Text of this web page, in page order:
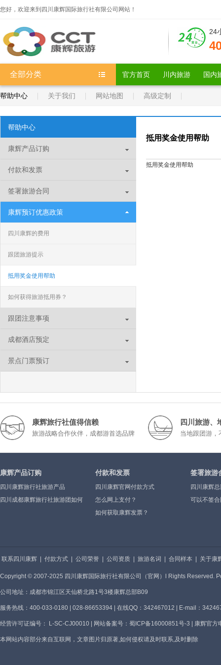
您好，欢迎来到四川康辉国际旅行社有限公司网站！
24
全部分类 官方首页 川内旅游 国内
帮助中心 关于我们 网站地图 高级定制
帮助中心
康辉产品订购
付款和发票
签署旅游合同
康辉预订优惠政策
四川康辉的费用
跟团旅游提示
抵用奖金使用帮助
如何获得旅游抵用券？
跟团注意事项
成都酒店预定
景点门票预订
抵用奖金使用帮助
抵用奖金使用帮助
康辉旅行社值得信赖
旅游战略合作伙伴，成都游首选品牌
四川旅游、
当地跟团游，
康辉产品订购
四川康辉旅行社旅游产品
四川成都康辉旅行社旅游团如何
付款和发票
四川康辉官网付款方式
怎么网上支付？
如何获取康辉发票？
签署旅游
四川康辉
可以不签
联系四川康辉 付款方式 公司荣誉 公司资质 旅游名词 合同样本 关于康
Copyright © 2007-2025 四川康辉国际旅行社有限公司（官网）l Rights Reserved.
公司地址：成都市锦江区天仙桥北路1号3楼康辉总部B09
服务热线：400-033-0180 | 028-86653394 | 在线QQ：342467012 | E-mail：
经营许可证编号： L-SC-CJ00010 | 网站备案号： 蜀ICP备16000851号-3 | 康辉官
本网站内容部分来自互联网，文章图片归原著,如何侵权请及时联系,及时删除